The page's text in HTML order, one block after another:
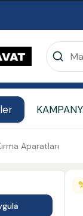
Aparatları